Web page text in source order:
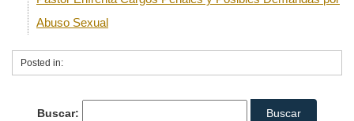
Abuso Sexual
Posted in:
Buscar: